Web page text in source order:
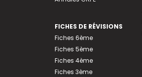
FICHES DE RÉVISIONS
Fiches 6ème
Fiches 5ème
Fiches 4ème
Fiches 3ème